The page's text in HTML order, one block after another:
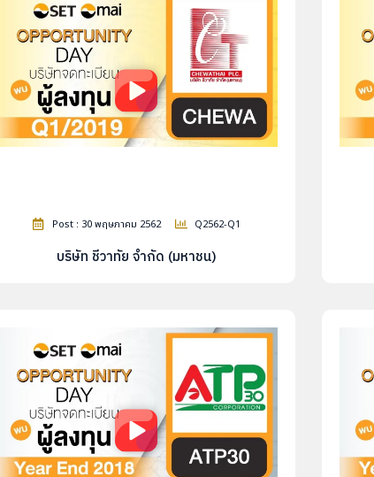
Post : 30 พฤษภาคม 2562 Q2562-Q1
บริษัท ชีวาทัย จำกัด (มหาชน)